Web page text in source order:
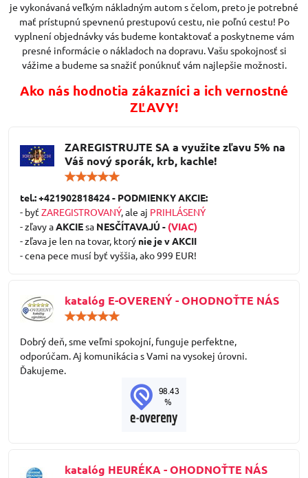
je vykonávaná veľkým nákladným autom s čelom, preto je potrebné
mať prístupnú spevnenú prestupovú cestu, nie poľnú cestu! Po
vyplnení objednávky vás budeme kontaktovať a poskytneme vám
presné informácie o nákladoch na dopravu. Vašu spokojnosť si
vážime a budeme sa snažiť ponúknuť vám najlepšie možnosti.
Ako nás hodnotia zákazníci a ich vernostné
ZĽAVY!
ZAREGISTRUJTE SA a využite zľavu 5% na
Váš nový sporák, krb, kachle!
/
5
tel.: +421902818424 - PODMIENKY AKCIE:
- byť ZAREGISTROVANÝ, ale aj PRIHLÁSENÝ
- zľavy aAKCIEsa NESČÍTAVAJÚ - (VIAC)
- zľava je len na tovar, ktorý nie je v AKCII
- cena pece musí byť vyššia, ako 999 EUR!
katalóg E-OVERENÝ - OHODNOŤTE NÁS
5
Dobrý deň, sme veľmi spokojní, funguje perfektne,
odporúčam. Aj komunikácia s Vami na vysokej úrovni.
Ďakujeme.
katalóg HEURÉKA - OHODNOŤTE NÁS